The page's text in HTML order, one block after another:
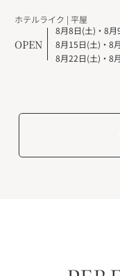
ホテルライク | 平屋
OPEN
8月8日(土) ・ 8月
8月15日(土) ・ 8
8月22日(土) ・ 8